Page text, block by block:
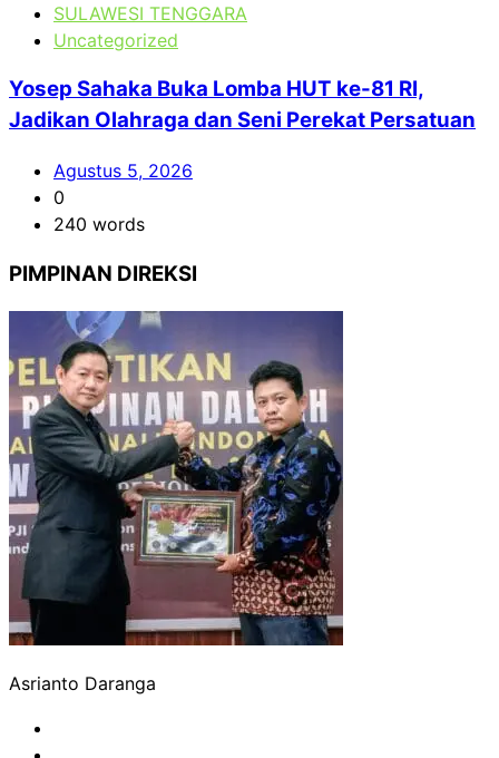
SULAWESI TENGGARA
Uncategorized
Yosep Sahaka Buka Lomba HUT ke-81 RI,
Jadikan Olahraga dan Seni Perekat Persatuan
Agustus 5, 2026
0
240 words
PIMPINAN DIREKSI
Asrianto Daranga